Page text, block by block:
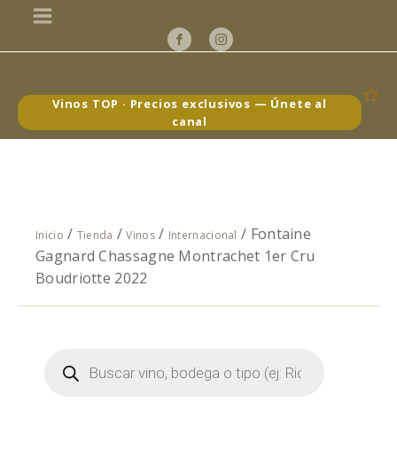
Vinos TOP · Precios exclusivos — Únete al
canal
Inicio / Tienda /Vinos/ Internacional / Fontaine
Gagnard Chassagne Montrachet 1er Cru
Boudriotte 2022
Búsqueda